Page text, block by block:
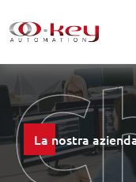
content
La nostra